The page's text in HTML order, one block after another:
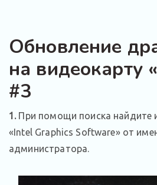
Обновление
на видеокарту
#3
1.При помощи поиска найдите
«Intel Graphics Software» от
администратора.